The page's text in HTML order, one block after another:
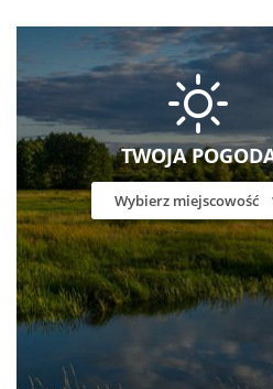
TWOJA
Wybierz miejscowość